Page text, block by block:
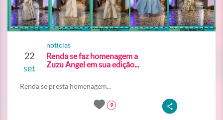
22
set
noticias
Renda se faz homenagem a
Zuzu Angel em sua edição...
Renda se presta homenagem...
9